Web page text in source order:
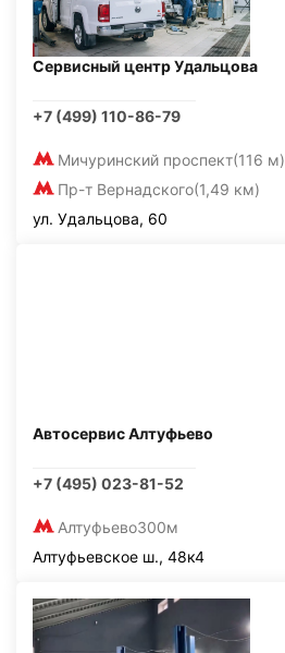
Сервисный центр Удальцова
+7 (499) 110-86-79
Мичуринский проспект(116 м)
Пр-т Вернадского(1,49 км)
ул. Удальцова, 60
Автосервис Алтуфьево
+7 (495) 023-81-52
Алтуфьево300м
Алтуфьевское ш., 48к4